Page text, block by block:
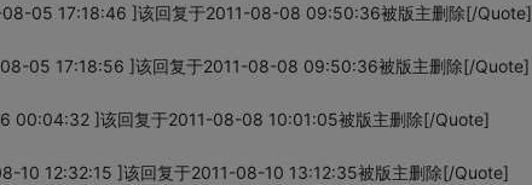
05 17:18:46 ]该回复于2011-08-08 09:50:36被版主删除[/Quote]
05 17:18:56 ]该回复于2011-08-08 09:50:36被版主删除[/Quote]
00:04:32 ]该回复于2011-08-08 10:01:05被版主删除[/Quote]
10 12:32:15 ]该回复于2011-08-10 13:12:35被版主删除[/Quote]